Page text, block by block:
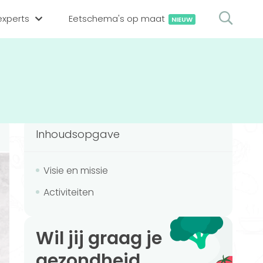
aanmelden
Eetschema's op maat NIEUW
Inhoudsopgave
Visie en missie
Activiteiten
Wil jij graag je